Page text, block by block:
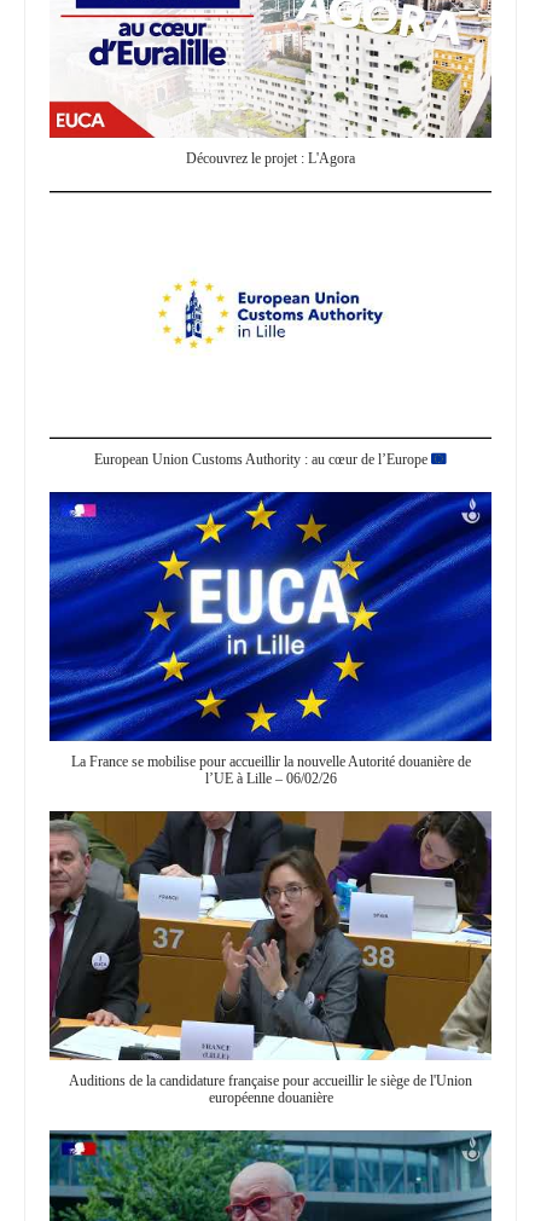
Découvrez le projet : L'Agora
European Union Customs Authority : au cœur de l’Europe
La France se mobilise pour accueillir la nouvelle Autorité douanière de
l’UE à Lille – 06/02/26
Auditions de la candidature française pour accueillir le siège de l'Union
européenne douanière